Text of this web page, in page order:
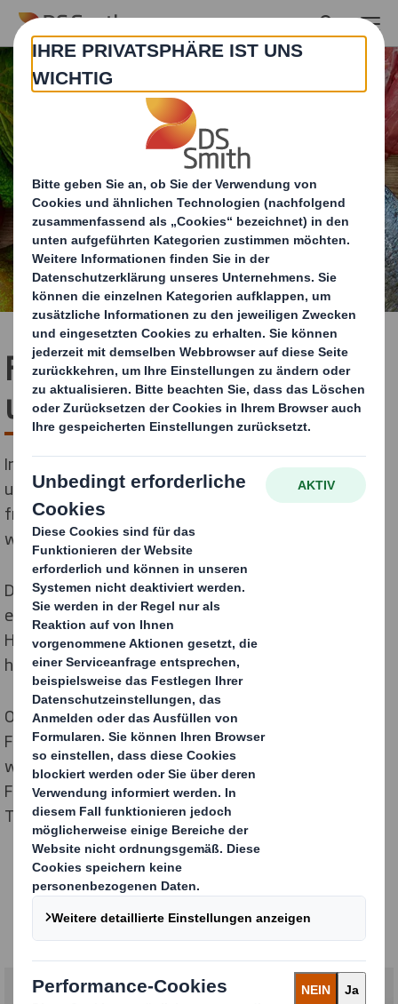
Skip to main content
Fleisch, Hühnerfleisch
und Fisch
In den letzten Jahren hat sich die Verpackungstechnik
und der Einsatz von Wellpappe zum Schutz von
frischem Fleisch, Hühnerfleisch und Fisch rasch
weiterentwickelt.
Durch die Verwendung von Laminaten ist es möglich,
eine Wellpappeverpackung mit einer
Hitzebeständigkeit von über 200 Grad Celsius
herzustellen.
Oder nehmen Sie unsere Silver King-Verpackung für
Fisch, die eine wärmereflektive Außenlage und eine
wasserdichte Innenlage besitzt. So können
Fischzüchter Polystyrol durch umweltfreundlichere
Trays aus Wellpappe ersetzen.
Verpackungen für Fleisch,
Hühnerfleisch und Fisch